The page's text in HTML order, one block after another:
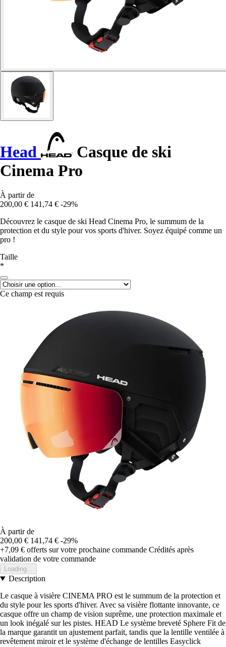
Head
Casque de ski
Cinema Pro
À partir de
200,00 € 141,74 € -29%
Découvrez le casque de ski Head Cinema Pro, le summum de la
protection et du style pour vos sports d'hiver. Soyez équipé comme un
pro !
Taille
*
Ce champ est requis
À partir de
200,00 € 141,74 € -29%
+7,09 € offerts sur votre prochaine commande Crédités après
validation de votre commande
Loading...
Description
Le casque à visière CINEMA PRO est le summum de la protection et
du style pour les sports d'hiver. Avec sa visière flottante innovante, ce
casque offre un champ de vision suprême, une protection maximale et
un look inégalé sur les pistes. HEAD Le système breveté Sphere Fit de
la marque garantit un ajustement parfait, tandis que la lentille ventilée à
revêtement miroir et le système d'échange de lentilles Easyclick